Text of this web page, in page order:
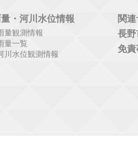
・河川水位情報
量観測情報
量一覧
川水位観測情報
関
長野
免